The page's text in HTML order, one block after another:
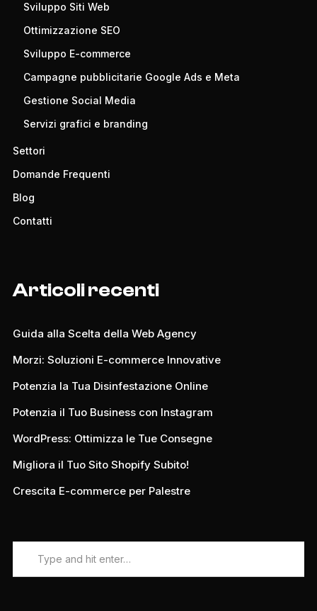
Sviluppo Siti Web
Ottimizzazione SEO
Sviluppo E-commerce
Campagne pubblicitarie Google Ads e Meta
Gestione Social Media
Servizi grafici e branding
Settori
Domande Frequenti
Blog
Contatti
Articoli recenti
Guida alla Scelta della Web Agency
Morzi: Soluzioni E-commerce Innovative
Potenzia la Tua Disinfestazione Online
Potenzia il Tuo Business con Instagram
WordPress: Ottimizza le Tue Consegne
Migliora il Tuo Sito Shopify Subito!
Crescita E-commerce per Palestre